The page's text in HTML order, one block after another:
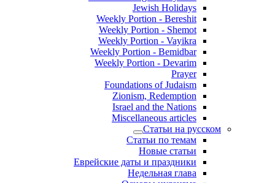
Jewish Holidays
Weekly Portion - Bereshit
Weekly Portion - Shemot
Weekly Portion - Vayikra
Weekly Portion - Bemidbar
Weekly Portion - Devarim
Prayer
Foundations of Judaism
Zionism, Redemption
Israel and the Nations
Miscellaneous articles
Статьи на русском
Статьи по темам
Новые статьи
Еврейские даты и праздники
Недельная глава